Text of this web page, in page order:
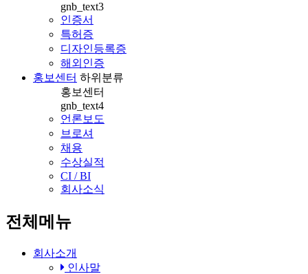
gnb_text3
인증서
특허증
디자인등록증
해외인증
홍보센터 하위분류
홍보센터
gnb_text4
언론보도
브로셔
채용
수상실적
CI / BI
회사소식
전체메뉴
회사소개
인사말